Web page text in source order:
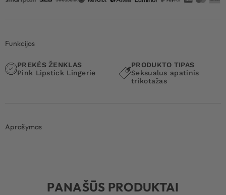
Funkcijos
PREKĖS ŽENKLAS
Pink Lipstick Lingerie
PRODUKTO TIPAS
Seksualus apatinis
trikotažas
Aprašymas
PANAŠŪS PRODUKTAI